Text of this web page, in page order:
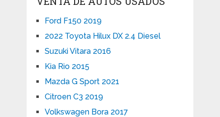
Ford F150 2019
2022 Toyota Hilux DX 2.4 Diesel
Suzuki Vitara 2016
Kia Rio 2015
Mazda G Sport 2021
Citroen C3 2019
Volkswagen Bora 2017